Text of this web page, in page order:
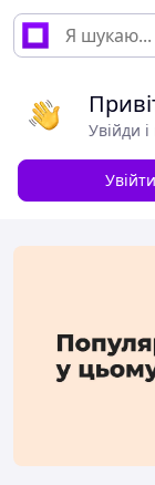
Увійди
Увійти